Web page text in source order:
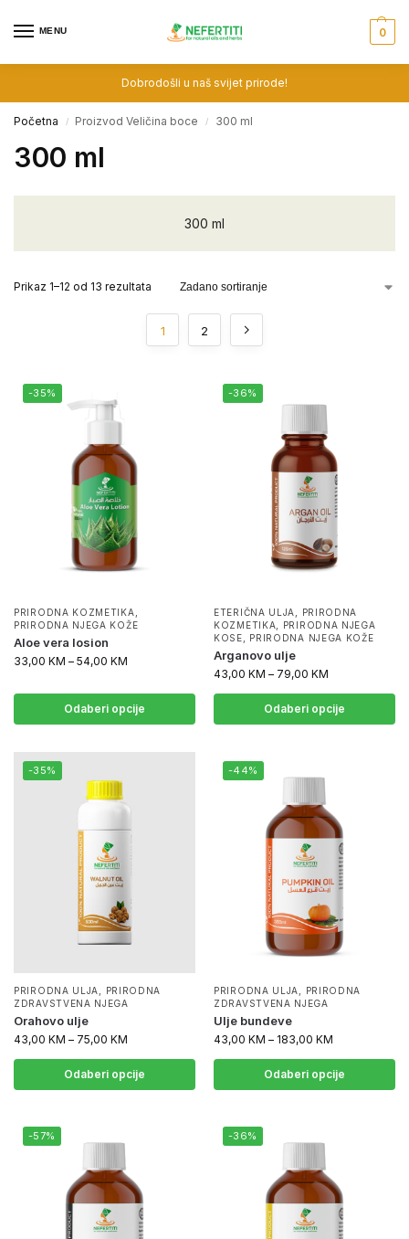
MENU 0
Dobrodošli u naš svijet prirode!
Početna / Proizvod Veličina boce / 300 ml
300 ml
300 ml
Prikaz 1–12 od 13 rezultata
1 2
-35%
PRIRODNA KOZMETIKA,
PRIRODNA NJEGA KOŽE
Aloe vera losion
33,00 KM – 54,00 KM
Odaberi opcije
-36%
ETERIČNA ULJA,
PRIRODNA
KOZMETIKA,
PRIRODNA NJEGA
KOSE, PRIRODNA NJEGA KOŽE
Arganovo ulje
43,00 KM – 79,00 KM
Odaberi opcije
-35%
PRIRODNA ULJA
PRIRODNA
ZDRAVSTVENA NJEGA
Orahovo ulje
43,00 KM – 75,00 KM
Odaberi opcije
-44%
PRIRODNA ULJA
PRIRODNA
ZDRAVSTVENA NJEGA
Ulje bundeve
43,00 KM – 183,00 KM
Odaberi opcije
-57% -36%